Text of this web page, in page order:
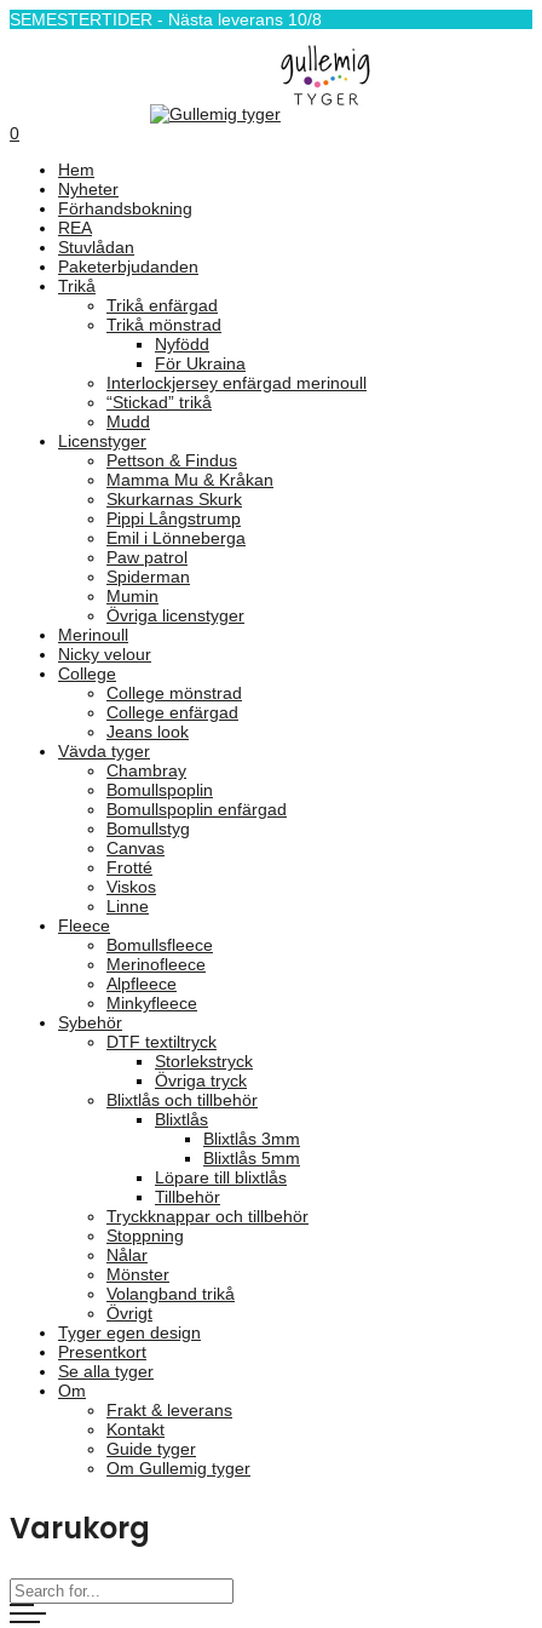
SEMESTERTIDER - Nästa leverans 10/8
0
Hem
Nyheter
Förhandsbokning
REA
Stuvlådan
Paketerbjudanden
Trikå
Trikå enfärgad
Trikå mönstrad
Nyfödd
För Ukraina
Interlockjersey enfärgad merinoull
“Stickad” trikå
Mudd
Licenstyger
Pettson & Findus
Mamma Mu & Kråkan
Skurkarnas Skurk
Pippi Långstrump
Emil i Lönneberga
Paw patrol
Spiderman
Mumin
Övriga licenstyger
Merinoull
Nicky velour
College
College mönstrad
College enfärgad
Jeans look
Vävda tyger
Chambray
Bomullspoplin
Bomullspoplin enfärgad
Bomullstyg
Canvas
Frotté
Viskos
Linne
Fleece
Bomullsfleece
Merinofleece
Alpfleece
Minkyfleece
Sybehör
DTF textiltryck
Storlekstryck
Övriga tryck
Blixtlås och tillbehör
Blixtlås
Blixtlås 3mm
Blixtlås 5mm
Löpare till blixtlås
Tillbehör
Tryckknappar och tillbehör
Stoppning
Nålar
Mönster
Volangband trikå
Övrigt
Tyger egen design
Presentkort
Se alla tyger
Om
Frakt & leverans
Kontakt
Guide tyger
Om Gullemig tyger
Varukorg